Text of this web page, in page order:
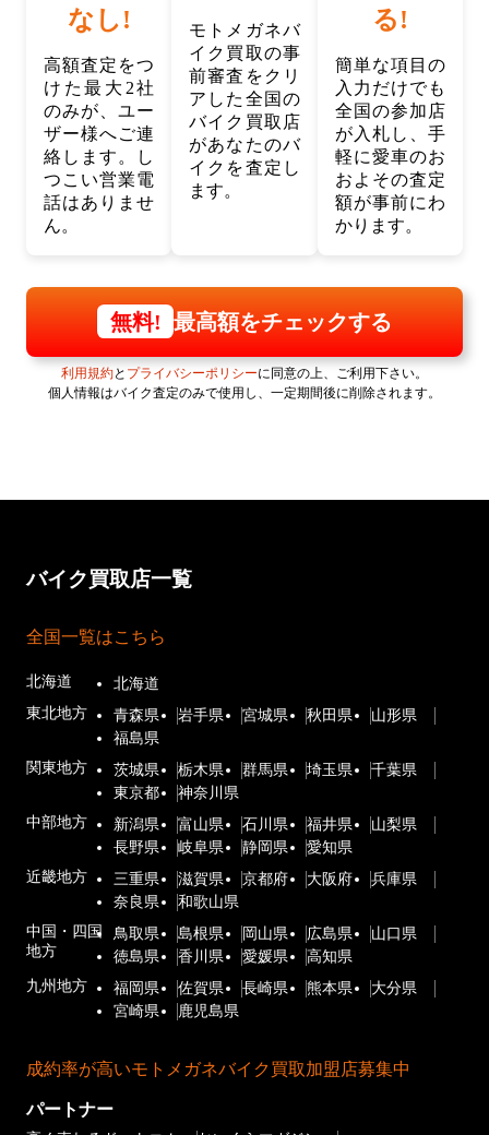
なし!
高額査定をつ
けた最大2社
のみが、ユー
ザー様へご連
絡します。し
つこい営業電
話はありませ
ん。
モトメガネバ
イク買取の事
前審査をクリ
アした全国の
バイク買取店
があなたのバ
イクを査定し
ます。
る!
簡単な項目の
入力だけでも
全国の参加店
が入札し、手
軽に愛車のお
およその査定
額が事前にわ
かります。
無料! 最高額をチェックする
利用規約と プライバシーポリシーに同意の上、ご利用下さい。
個人情報はバイク査定のみで使用し、一定期間後に削除されます。
バイク買取店一覧
全国一覧はこちら
北海道
北海道
東北地方
青森県 岩手県 宮城県 秋田県
山形県
福島県
関東地方
茨城県 栃木県 群馬県 埼玉県
千葉県
東京都
神奈川県
中部地方
新潟県 富山県 石川県 福井県
山梨県
長野県
岐阜県 静岡県
愛知県
近畿地方
三重県 滋賀県 京都府 大阪府
兵庫県
奈良県
和歌山県
中国・四国
地方
鳥取県 島根県 岡山県 広島県
山口県
徳島県
香川県 愛媛県
高知県
九州地方
福岡県 佐賀県 長崎県 熊本県
大分県
宮崎県
鹿児島県
成約率が高いモトメガネバイク買取加盟店募集中
パートナー